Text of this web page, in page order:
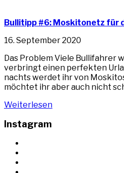
Bullitipp #6: Moskitonetz für
16. September 2020
Das Problem Viele Bullifahrer
verbringt einen perfekten
nachts werdet ihr von
möchtet ihr aber auch nicht
Weiterlesen
Instagram